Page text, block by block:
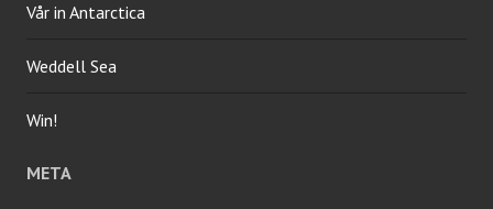
Vår in Antarctica
Weddell Sea
Win!
META